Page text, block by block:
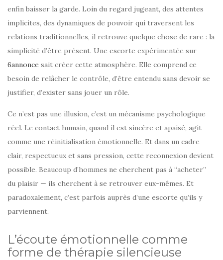
enfin baisser la garde. Loin du regard jugeant, des attentes
implicites, des dynamiques de pouvoir qui traversent les
relations traditionnelles, il retrouve quelque chose de rare : la
simplicité d’être présent. Une escorte expérimentée sur
6annonce sait créer cette atmosphère. Elle comprend ce
besoin de relâcher le contrôle, d’être entendu sans devoir se
justifier, d’exister sans jouer un rôle.
Ce n’est pas une illusion, c’est un mécanisme psychologique
réel. Le contact humain, quand il est sincère et apaisé, agit
comme une réinitialisation émotionnelle. Et dans un cadre
clair, respectueux et sans pression, cette reconnexion devient
possible. Beaucoup d’hommes ne cherchent pas à “acheter”
du plaisir — ils cherchent à se retrouver eux-mêmes. Et
paradoxalement, c’est parfois auprès d’une escorte qu’ils y
parviennent.
L’écoute émotionnelle comme
forme de thérapie silencieuse